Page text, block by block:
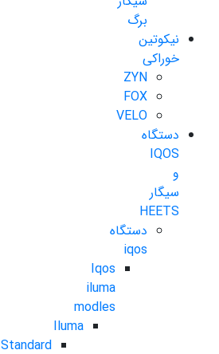
برگ
نیکوتین
خوراکی
ZYN
FOX
VELO
دستگاه
IQOS
و
سیگار
HEETS
دستگاه
iqos
Iqos
iluma
modles
Iluma
Standard